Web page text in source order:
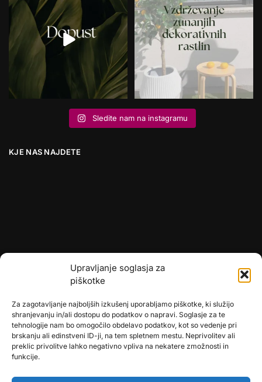
Upravljanje soglasja za
piškotke
Za zagotavljanje najboljših izkušenj uporabljamo piškotke, ki služijo
shranjevanju in/ali dostopu do podatkov o napravi. Soglasje za te
tehnologije nam bo omogočilo obdelavo podatkov, kot so vedenje pri
brskanju ali edinstveni ID-ji, na tem spletnem mestu. Neprivolitev ali
preklic privolitve lahko negativno vpliva na nekatere zmožnosti in
funkcije.
Sledite nam na instagramu
KJE NAS NAJDETE
🎄umetne-jelke.si
🇩🇪bonsai-kunstblumen.de